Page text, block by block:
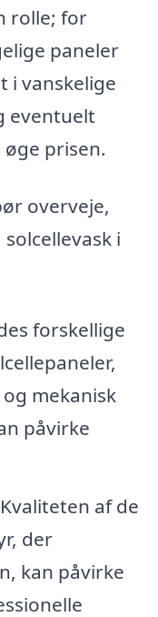
rolle; for
paneler
i vanskelige
eventuelt
prisen.
overveje,
i
forskellige
mekanisk
påvirke
Kvaliteten af de
der
kan påvirke